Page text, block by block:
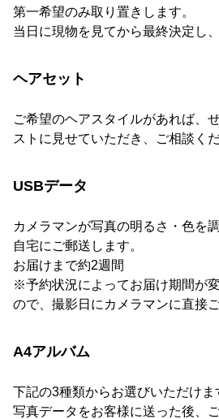
第一希望のみ取り置きします。
当日に現物を見てから最終決定し
ヘアセット
ご希望のヘアスタイルがあれば、
ストに見せていただき、ご相談くだ
USBデータ
カメラマンが写真の明るさ・色を
自宅にご郵送します。
お届けまで約2週間
※予約状況によってお届け期間が
ので、撮影日にカメラマンに直接
A4アルバム
下記の3種類からお選びいただけま
写真データをお客様に送った後、